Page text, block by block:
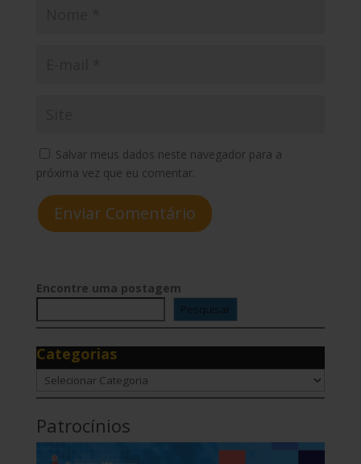
Salvar meus dados neste navegador para a
próxima vez que eu comentar.
Enviar Comentário
Encontre uma postagem
Pesquisar
Categorias
Categorias
Patrocínios